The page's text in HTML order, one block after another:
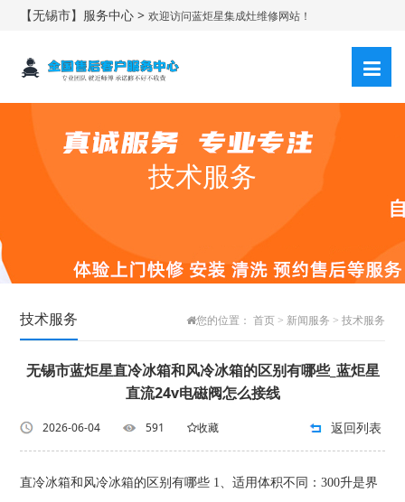
【无锡市】服务中心 >欢迎访问蓝炬星集成灶维修网站！
技术服务
技术服务 您的位置： 首页> 新闻服务 > 技术服务
无锡市蓝炬星直冷冰箱和风冷冰箱的区别有哪些_蓝炬星
直流24v电磁阀怎么接线
2026-06-04 591 收藏 返回列表
直冷冰箱和风冷冰箱的区别有哪些 1、适用体积不同：300升是界